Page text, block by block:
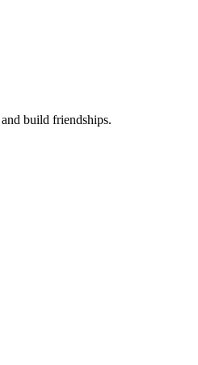
build friendships.